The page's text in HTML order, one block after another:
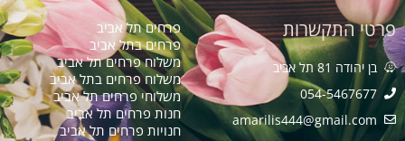
פרטי התקשרות
בן יהודה 81 תל אביב
054-5467677
amarilis444@gmail.com​
פרחים תל אביב
פרחים בתל אביב
משלוח פרחים תל אביב
משלוח פרחים בתל אביב
משלוחי פרחים תל אביב
חנות פרחים תל אביב
חנויות פרחים תל אביב